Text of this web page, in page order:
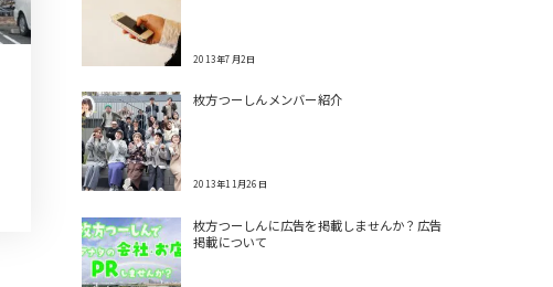
2013年7月2日
枚方つーしんメンバー紹介
2013年11月26日
枚方つーしんに広告を掲載しませんか？広告
掲載について